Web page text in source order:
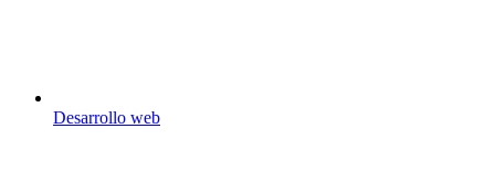
Desarrollo web